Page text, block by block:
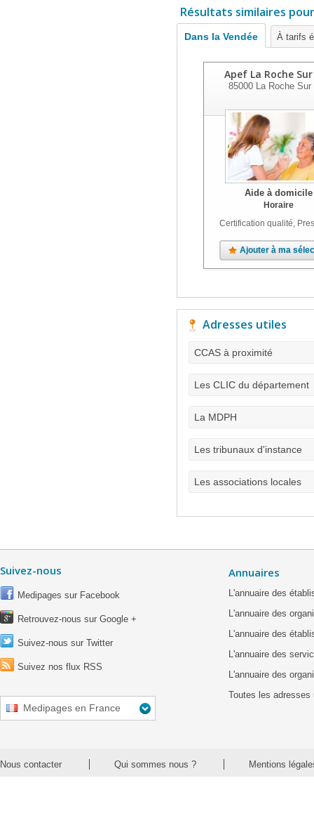
Résultats similaires
Dans la Vendée À tarifs
Apef La Roche
85000La Roche Sur
Aide à domicile
Horaire
Certification qualité,
Ajouter à ma
Adresses utiles
CCAS à proximité
Les CLIC du département
La MDPH
Les tribunaux d'instance
Les associations locales
Suivez-nous
Medipages sur Facebook
Retrouvez-nous sur Google +
Suivez-nous sur Twitter
Suivez nos flux RSS
Medipages en France
Annuaires
L'annuaire des
L'annuaire des
L'annuaire des
L'annuaire des
L'annuaire des
Toutes les adresses
Nous contacter Qui sommes nous ? Mentions